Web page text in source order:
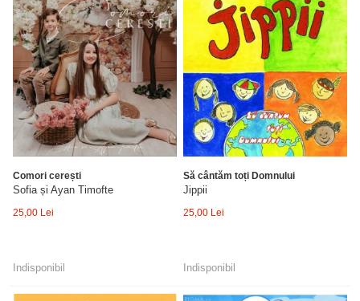
Comori cerești
Sofia și Ayan Timofte
25,00 Lei
Indisponibil
Să cântăm toți Domnului
Jippii
25,00 Lei
Indisponibil